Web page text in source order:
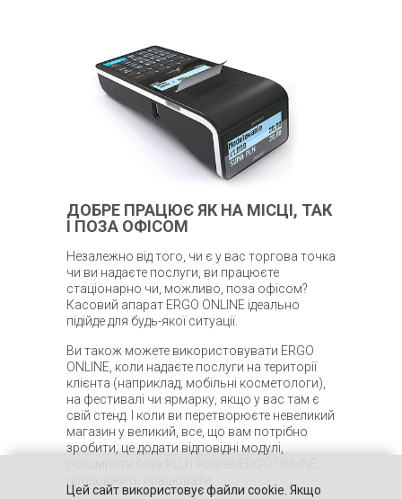
ДОБРЕ ПРАЦЮЄ ЯК НА МІСЦІ, ТАК
І ПОЗА ОФІСОМ
Незалежно від того, чи є у вас торгова точка
чи ви надаєте послуги, ви працюєте
стаціонарно чи, можливо, поза офісом?
Касовий апарат ERGO ONLINE ідеально
підійде для будь-якої ситуації.
Ви також можете використовувати ERGO
ONLINE, коли надаєте послуги на території
клієнта (наприклад, мобільні косметологи),
на фестивалі чи ярмарку, якщо у вас там є
свій стенд. І коли ви перетворюєте невеликий
магазин у великий, все, що вам потрібно
зробити, це додати відповідні модулі,
Цей сайт використовує файли cookie. Якщо